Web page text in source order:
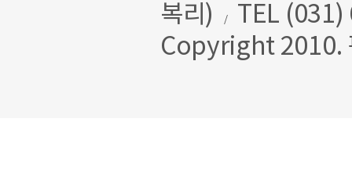
복리)
/
TEL
Copyright 2010.